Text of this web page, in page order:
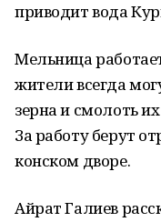
приводит вода
Мельница
жители всегда
зерна и смолоть
За работу берут
конском дворе.
Айрат Галиев